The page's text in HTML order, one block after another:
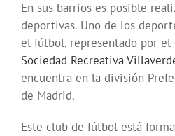
En sus barrios es posible
deportivas. Uno de los
el fútbol, representado por
Sociedad Recreativa
encuentra en la división
de Madrid.
Este club de fútbol está